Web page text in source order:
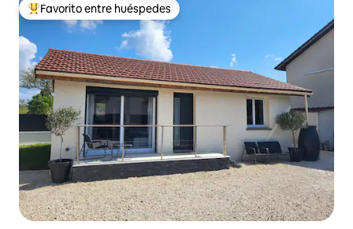
De los mejores en Favorito entre huéspedes
Favorito entre huéspedes